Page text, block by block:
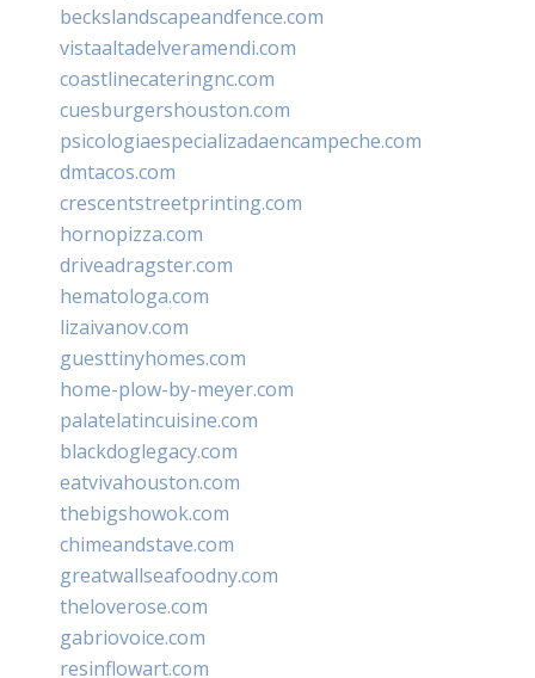
beckslandscapeandfence.com
vistaaltadelveramendi.com
coastlinecateringnc.com
cuesburgershouston.com
psicologiaespecializadaencampeche.com
dmtacos.com
crescentstreetprinting.com
hornopizza.com
driveadragster.com
hematologa.com
lizaivanov.com
guesttinyhomes.com
home-plow-by-meyer.com
palatelatincuisine.com
blackdoglegacy.com
eatvivahouston.com
thebigshowok.com
chimeandstave.com
greatwallseafoodny.com
theloverose.com
gabriovoice.com
resinflowart.com